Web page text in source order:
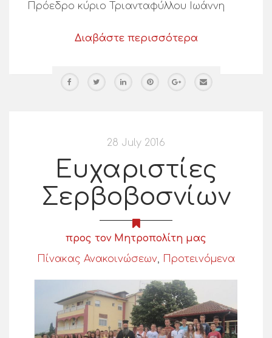
Πρόεδρο κύριο Τριανταφύλλου Ιωάννη
Διαβάστε περισσότερα
28 July 2016
Ευχαριστίες
Σερβοβοσνίων
προς τον Μητροπολίτη μας
Πίνακας Ανακοινώσεων, Προτεινόμενα